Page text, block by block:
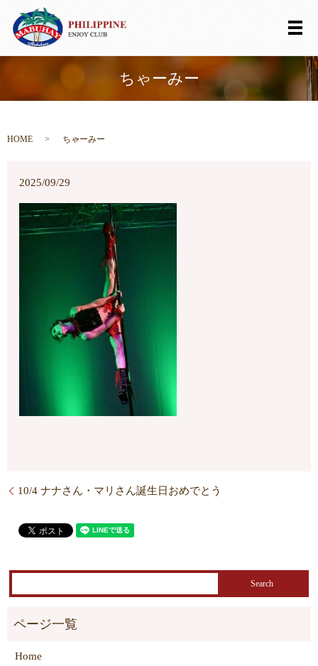
メ
ちゃーみー
HOME ちゃーみー
2025/09/29
10/4 ナナさん・マリさん誕生日おめでとう
Home